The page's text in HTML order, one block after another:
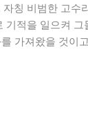
칭 비범한 고수
적을 일으켜
가져왔을 것이